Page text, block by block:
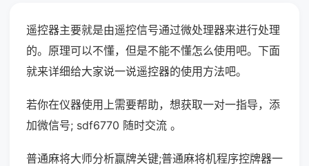
遥控器主要就是由遥控信号通过微处理器来进行处理
的。原理可以不懂，但是不能不懂怎么使用吧。下面
就来详细给大家说一说遥控器的使用方法吧。
若你在仪器使用上需要帮助，想获取一对一指导，添
加微信号; sdf6770 随时交流 。
普通麻将大师分析赢牌关键;普通麻将机程序控牌器一